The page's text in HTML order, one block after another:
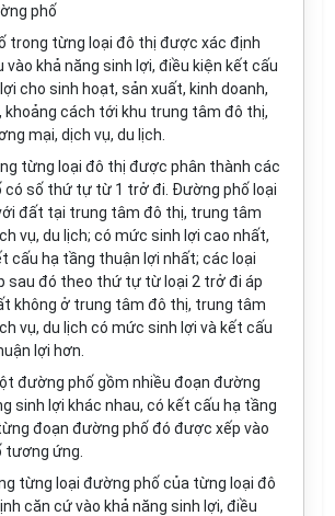
phố
trong từng loại đô thị được xác định
vào khả năng sinh lợi, điều kiện kết cấu
cho sinh hoạt, sản xuất, kinh doanh,
khoảng cách tới khu trung tâm đô thị,
mại, dịch vụ, du lịch.
từng loại đô thị được phân thành các
có số thứ tự từ 1 trở đi. Đường phố loại
đất tại trung tâm đô thị, trung tâm
vụ, du lịch; có mức sinh lợi cao nhất,
cấu hạ tầng thuận lợi nhất; các loại
sau đó theo thứ tự từ loại 2 trở đi áp
không ở trung tâm đô thị, trung tâm
vụ, du lịch có mức sinh lợi và kết cấu
lợi hơn.
đường phố gồm nhiều đoạn đường
sinh lợi khác nhau, có kết cấu hạ tầng
đoạn đường phố đó được xếp vào
tương ứng.
từng loại đường phố của từng loại đô
căn cứ vào khả năng sinh lợi, điều